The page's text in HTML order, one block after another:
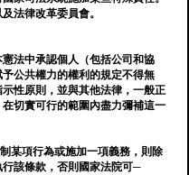
法律改革委員會。
法中承認個人（包括公司和協
公共權力的權利的規定不得無
性原則，並與其他法律，一般正
切實可行的範圍內盡力彌補這一
某項行為或施加一項義務，則除
該條款，否則國家法院可─